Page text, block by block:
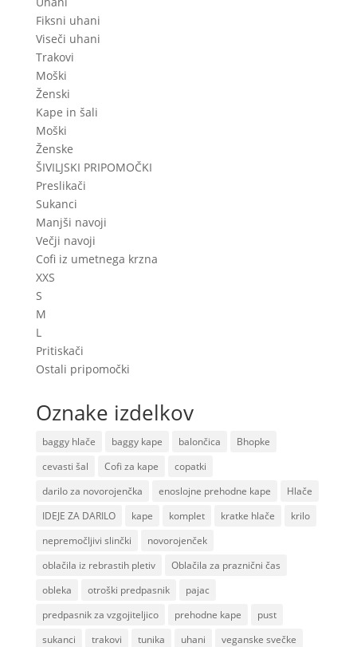
Fiksni uhani
Viseči uhani
Trakovi
Moški
Ženski
Kape in šali
Moški
Ženske
ŠIVILJSKI PRIPOMOČKI
Preslikači
Sukanci
Manjši navoji
Večji navoji
Cofi iz umetnega krzna
XXS
S
M
L
Pritiskači
Ostali pripomočki
Oznake izdelkov
baggy hlače baggy kape balončica
Bhopke
cevasti šal
Cofi za kape
copatki
darilo za novorojenčka
enoslojne prehodne kape
Hlače
IDEJE ZA DARILO
kape komplet kratke hlače
krilo
nepremočljivi slinčki
novorojenček
oblačila iz rebrastih pletiv
Oblačila za praznični čas
obleka
otroški predpasnik
pajac
predpasnik za vzgojiteljico
prehodne kape
pust
sukanci
trakovi tunika uhani
veganske svečke